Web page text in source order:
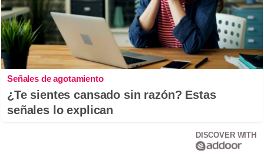
Señales de agotamiento
¿Te sientes cansado sin razón? Estas
señales lo explican
DISCOVER WITH